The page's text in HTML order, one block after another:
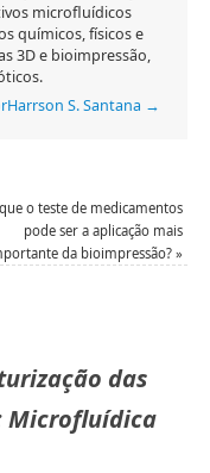
microfluídicos
químicos, físicos e
3D e bioimpressão,
S. Santana →
o teste de medicamentos
pode ser a aplicação mais
da bioimpressão?»
das
Microfluídica